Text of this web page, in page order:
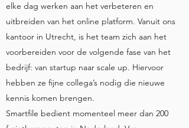
elke dag werken aan het verbeteren en
uitbreiden van het online platform. Vanuit ons
kantoor in Utrecht, is het team zich aan het
voorbereiden voor de volgende fase van het
bedrijf: van startup naar scale up. Hiervoor
hebben ze fijne collega’s nodig die nieuwe
kennis komen brengen.
Smartfile bedient momenteel meer dan 200